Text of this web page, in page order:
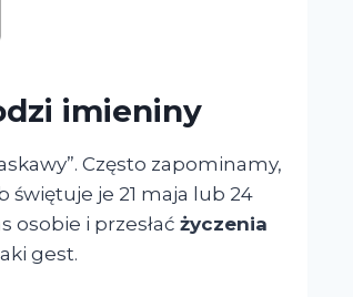
imieniny
Często zapominamy,
świętuje je 21 maja lub 24
osobie i przesłać życzenia
gest.